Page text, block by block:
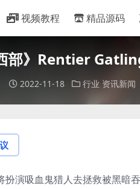
视频教程 精品源码
部》Rentier
2022-11-18 行业 资讯新闻
扮演吸血鬼猎人去拯救被黑暗